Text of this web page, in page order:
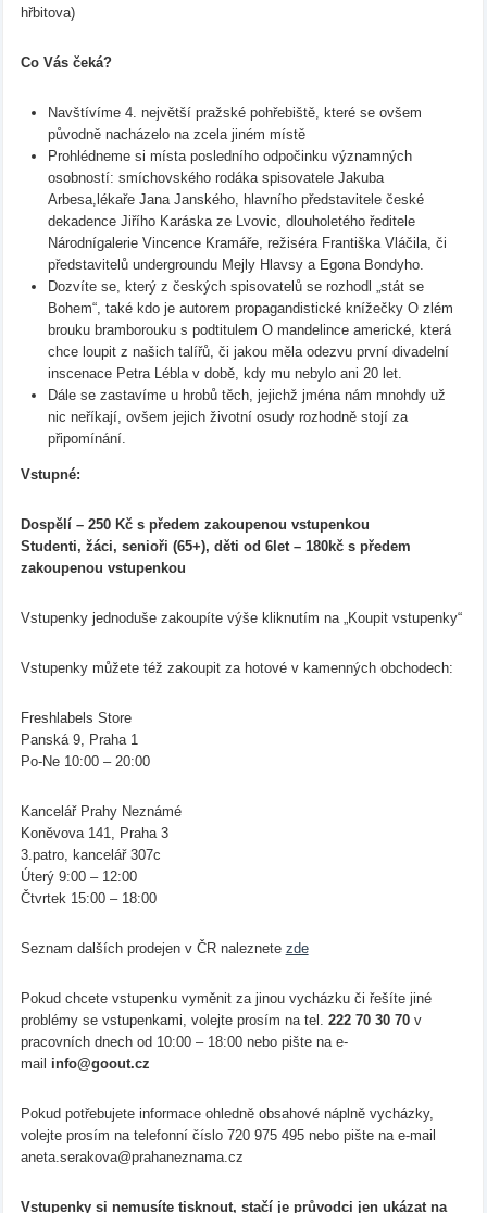
hřbitova)
Co Vás čeká?
Navštívíme 4. největší pražské pohřebiště, které se ovšem
původně nacházelo na zcela jiném místě
Prohlédneme si místa posledního odpočinku významných
osobností: smíchovského rodáka spisovatele Jakuba
Arbesa,lékaře Jana Janského, hlavního představitele české
dekadence Jiřího Karáska ze Lvovic, dlouholetého ředitele
Národnígalerie Vincence Kramáře, režiséra Františka Vláčila, či
představitelů undergroundu Mejly Hlavsy a Egona Bondyho.
Dozvíte se, který z českých spisovatelů se rozhodl „stát se
Bohem“, také kdo je autorem propagandistické knížečky O zlém
brouku bramborouku s podtitulem O mandelince americké, která
chce loupit z našich talířů, či jakou měla odezvu první divadelní
inscenace Petra Lébla v době, kdy mu nebylo ani 20 let.
Dále se zastavíme u hrobů těch, jejichž jména nám mnohdy už
nic neříkají, ovšem jejich životní osudy rozhodně stojí za
připomínání.
Vstupné:
Dospělí – 250 Kč s předem zakoupenou vstupenkou
Studenti, žáci, senioři (65+), děti od 6let – 180kč s předem
zakoupenou vstupenkou
Vstupenky jednoduše zakoupíte výše kliknutím na „Koupit vstupenky“
Vstupenky můžete též zakoupit za hotové v kamenných obchodech:
Freshlabels Store
Panská 9, Praha 1
Po-Ne 10:00 – 20:00
Kancelář Prahy Neznámé
Koněvova 141, Praha 3
3.patro, kancelář 307c
Úterý 9:00 – 12:00
Čtvrtek 15:00 – 18:00
Seznam dalších prodejen v ČR naleznete zde
Pokud chcete vstupenku vyměnit za jinou vycházku či řešíte jiné
problémy se vstupenkami, volejte prosím na tel. 222 70 30 70v
pracovních dnech od 10:00 – 18:00 nebo pište na e-
mail info@goout.cz
Pokud potřebujete informace ohledně obsahové náplně vycházky,
volejte prosím na telefonní číslo 720 975 495 nebo pište na e-mail
aneta.serakova@prahaneznama.cz
Vstupenky si nemusíte tisknout, stačí je průvodci jen ukázat na